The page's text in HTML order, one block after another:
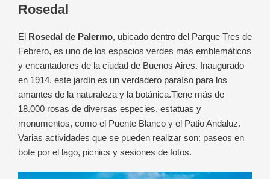
Rosedal
El Rosedal de Palermo, ubicado dentro del Parque Tres de
Febrero, es uno de los espacios verdes más emblemáticos
y encantadores de la ciudad de Buenos Aires. Inaugurado
en 1914, este jardín es un verdadero paraíso para los
amantes de la naturaleza y la botánica.Tiene más de
18.000 rosas de diversas especies, estatuas y
monumentos, como el Puente Blanco y el Patio Andaluz.
Varias actividades que se pueden realizar son: paseos en
bote por el lago, picnics y sesiones de fotos.